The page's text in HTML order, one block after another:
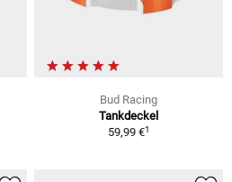
Bud Racing
Tankdeckel
59,99 €1